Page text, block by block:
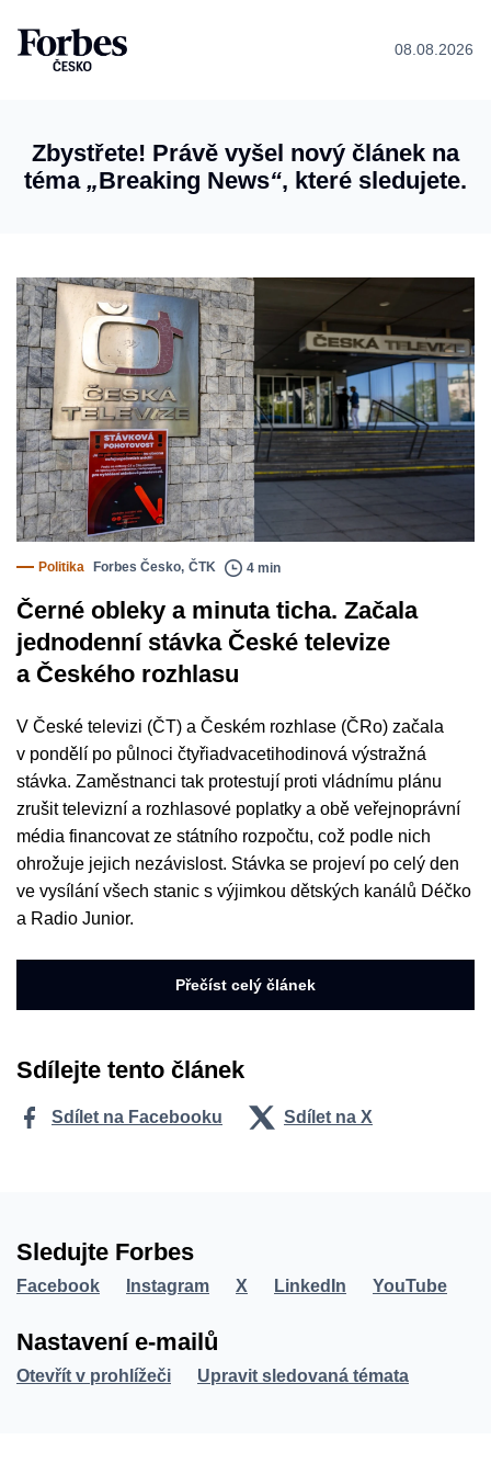
08.08.2026
Zbystřete! Právě vyšel nový článek na
téma „Breaking News“, které sledujete.
Politika Forbes Česko, ČTK 4 min
Černé obleky a minuta ticha. Začala
jednodenní stávka České televize
a Českého rozhlasu
V České televizi (ČT) a Českém rozhlase (ČRo) začala
v pondělí po půlnoci čtyřiadvacetihodinová výstražná
stávka. Zaměstnanci tak protestují proti vládnímu plánu
zrušit televizní a rozhlasové poplatky a obě veřejnoprávní
média financovat ze státního rozpočtu, což podle nich
ohrožuje jejich nezávislost. Stávka se projeví po celý den
ve vysílání všech stanic s výjimkou dětských kanálů Déčko
a Radio Junior.
Přečíst celý článek
Sdílejte tento článek
Sdílet na Facebooku Sdílet na X
Sledujte Forbes
Facebook Instagram X LinkedIn YouTube
Nastavení e-mailů
Otevřít v prohlížeči Upravit sledovaná témata